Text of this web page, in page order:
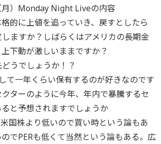
）Monday Night Liveの内容
格的に上値を追っていき、戻すとしたら
ますか？しばらくはアメリカの長期金
下動が激しいままですか？
うでしょうか！？
て一年くらい保有するのが好きなのです
ターのように今年、年内で暴騰するセ
と予想されますでしょうか
米国株より低いので買い時という論もあ
でPERも低くて当然という論もある。広